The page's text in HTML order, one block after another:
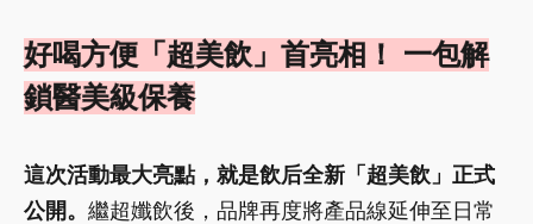
好喝方便「超美飲」首亮相！ 一包解
鎖醫美級保養
這次活動最大亮點，就是飲后全新「超美飲」正式
公開。 繼超孅飲後，品牌再度將產品線延伸至日常